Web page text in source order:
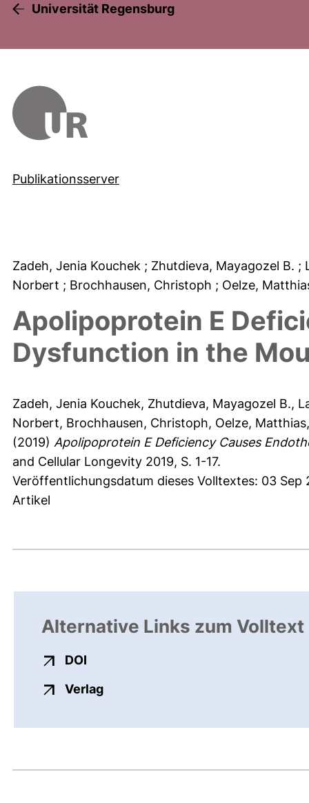
Universität Regensburg
Publikationsserver
Zadeh, Jenia Kouchek ; Zhutdieva, Mayagozel B. ;
Norbert ; Brochhausen, Christoph ; Oelze,
Apolipoprotein E
Dysfunction in the
Zadeh, Jenia Kouchek, Zhutdieva, Mayagozel B.,
Norbert, Brochhausen, Christoph, Oelze, Matthias
(2019) Apolipoprotein E Deficiency Causes
and Cellular Longevity 2019, S. 1-17.
Veröffentlichungsdatum dieses Volltextes: 03 Sep
Artikel
Alternative Links zum Volltext
DOI
Verlagexterner Link, öffnet neues